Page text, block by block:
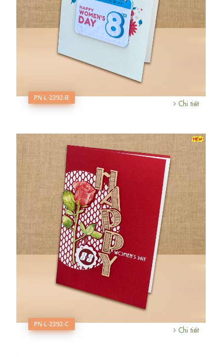
PN-L-2392-B
Chi tiết
PN-L-2392-C
Chi tiết